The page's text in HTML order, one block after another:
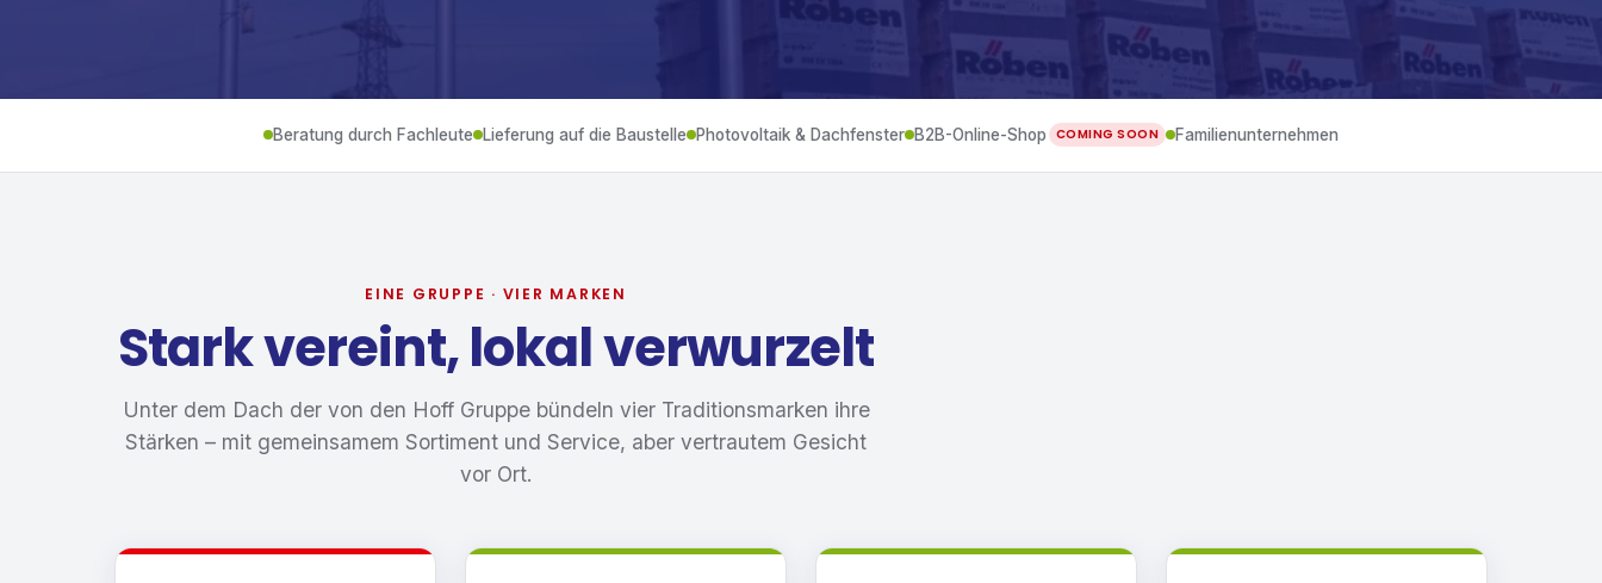
Beratung durch Fachleute Lieferung auf die Baustelle Photovoltaik & Dachfenster B2B-Online-Shop COMING SOON Familienunternehmen
EINE GRUPPE · VIER MARKEN
Stark vereint, lokal verwurzelt
Unter dem Dach der von den Hoff Gruppe bündeln vier Traditionsmarken ihre
Stärken – mit gemeinsamem Sortiment und Service, aber vertrautem Gesicht
vor Ort.